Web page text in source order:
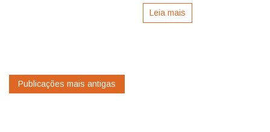
Leia mais
Navegação
Publicações mais antigas